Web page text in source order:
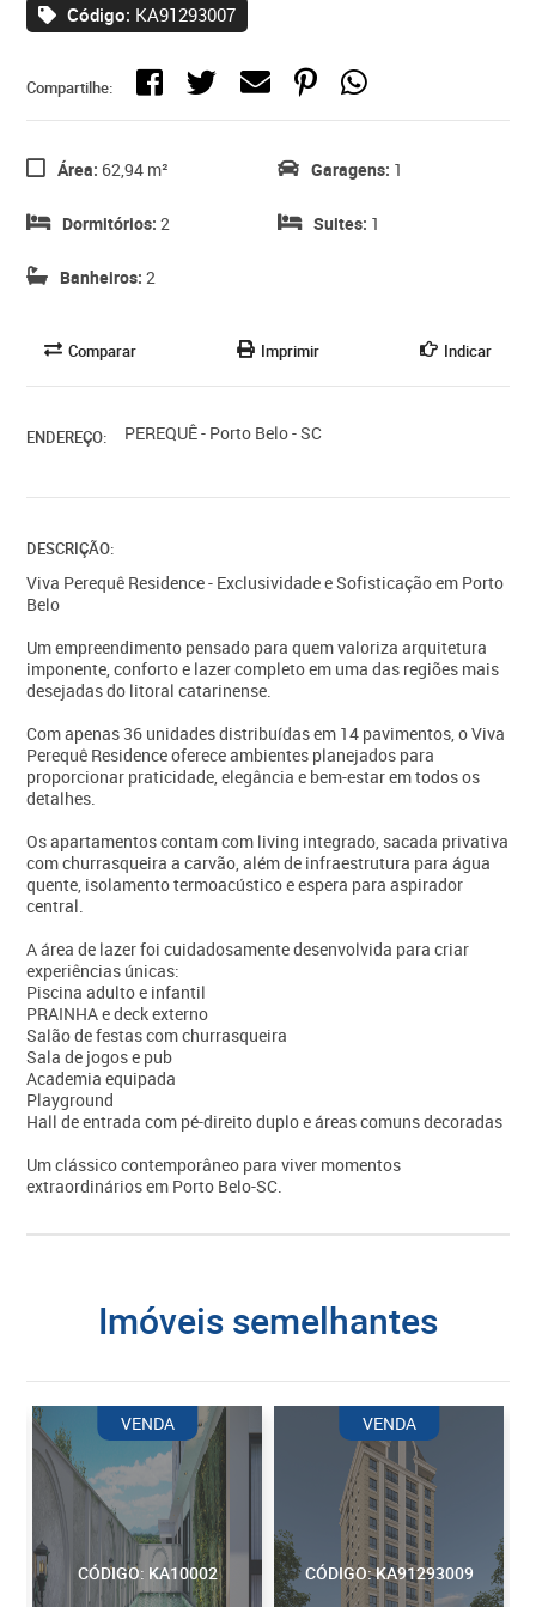
Código: KA91293007
Compartilhe:
Área: 62,94 m²
Dormitórios: 2
Banheiros: 2
Garagens: 1
Suites: 1
Comparar Imprimir Indicar
ENDEREÇO: PEREQUÊ - Porto Belo - SC
DESCRIÇÃO:
Viva Perequê Residence - Exclusividade e Sofisticação em Porto
Belo
Um empreendimento pensado para quem valoriza arquitetura
imponente, conforto e lazer completo em uma das regiões mais
desejadas do litoral catarinense.
Com apenas 36 unidades distribuídas em 14 pavimentos, o Viva
Perequê Residence oferece ambientes planejados para
proporcionar praticidade, elegância e bem-estar em todos os
detalhes.
Os apartamentos contam com living integrado, sacada privativa
com churrasqueira a carvão, além de infraestrutura para água
quente, isolamento termoacústico e espera para aspirador
central.
A área de lazer foi cuidadosamente desenvolvida para criar
experiências únicas:
Piscina adulto e infantil
PRAINHA e deck externo
Salão de festas com churrasqueira
Sala de jogos e pub
Academia equipada
Playground
Hall de entrada com pé-direito duplo e áreas comuns decoradas
Um clássico contemporâneo para viver momentos
extraordinários em Porto Belo-SC.
imóveis semelhantes
CÓDIGO: KA10002
VENDA
CÓDIGO: KA91293009
VENDA